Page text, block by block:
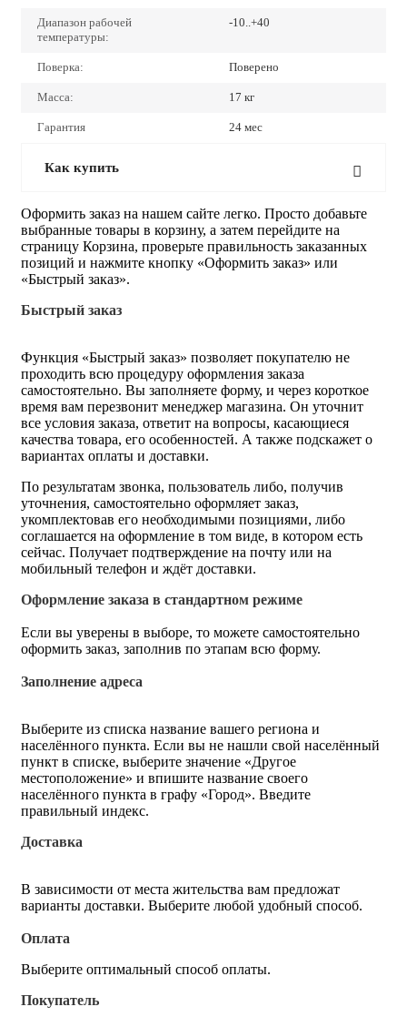
Диапазон рабочей
температуры:
-10..+40
Поверка: Поверено
Масса: 17 кг
Гарантия 24 мес
Как купить
Оформить заказ на нашем сайте легко. Просто добавьте
выбранные товары в корзину, а затем перейдите на
страницу Корзина, проверьте правильность заказанных
позиций и нажмите кнопку «Оформить заказ» или
«Быстрый заказ».
Быстрый заказ
Функция «Быстрый заказ» позволяет покупателю не
проходить всю процедуру оформления заказа
самостоятельно. Вы заполняете форму, и через короткое
время вам перезвонит менеджер магазина. Он уточнит
все условия заказа, ответит на вопросы, касающиеся
качества товара, его особенностей. А также подскажет о
вариантах оплаты и доставки.
По результатам звонка, пользователь либо, получив
уточнения, самостоятельно оформляет заказ,
укомплектовав его необходимыми позициями, либо
соглашается на оформление в том виде, в котором есть
сейчас. Получает подтверждение на почту или на
мобильный телефон и ждёт доставки.
Оформление заказа в стандартном режиме
Если вы уверены в выборе, то можете самостоятельно
оформить заказ, заполнив по этапам всю форму.
Заполнение адреса
Выберите из списка название вашего региона и
населённого пункта. Если вы не нашли свой населённый
пункт в списке, выберите значение «Другое
местоположение» и впишите название своего
населённого пункта в графу «Город». Введите
правильный индекс.
Доставка
В зависимости от места жительства вам предложат
варианты доставки. Выберите любой удобный способ.
Оплата
Выберите оптимальный способ оплаты.
Покупатель